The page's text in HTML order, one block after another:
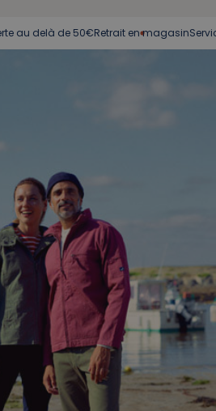
50€Retrait en magasinService client à